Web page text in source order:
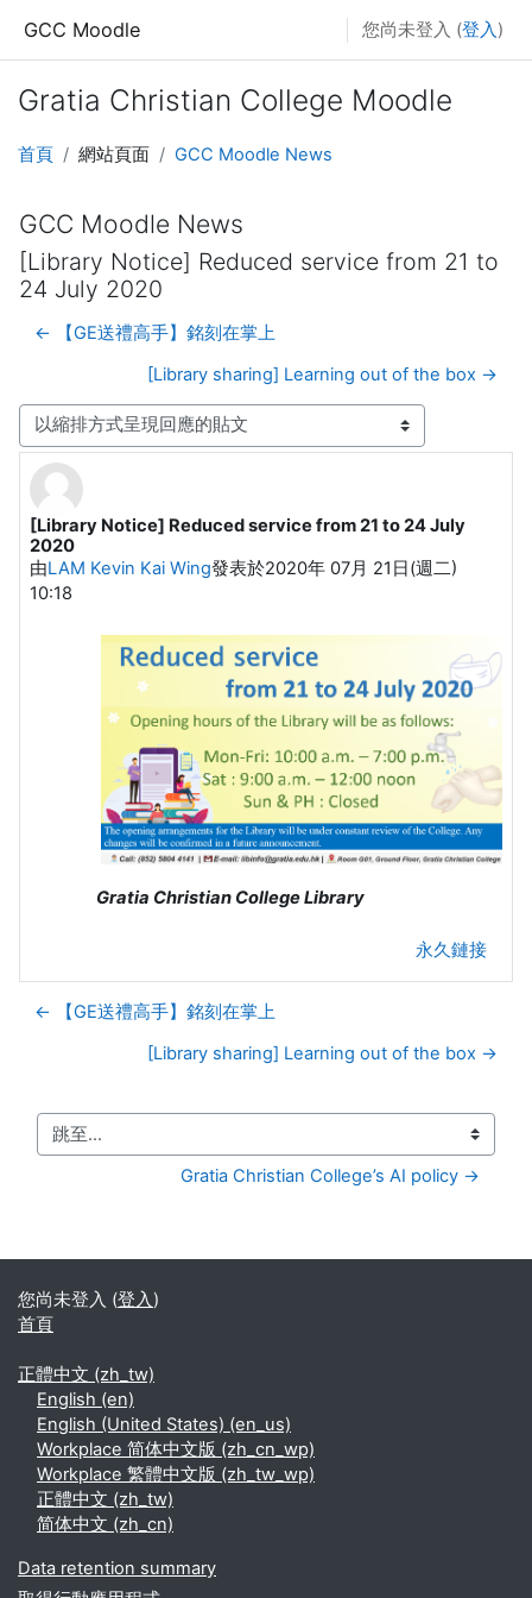
GCC Moodle 您尚未登入 (登入 )
Gratia Christian College Moodle
首頁 網站頁面 GCC Moodle News
GCC Moodle News
[Library Notice] Reduced service from 21 to
24 July 2020
← 【GE送禮高手】銘刻在掌上
[Library sharing] Learning out of the box →
顯示模式
[Library Notice] Reduced service from 21 to 24 July
2020
由LAM Kevin Kai Wing發表於2020年 07月 21日(週二)
10:18
Number of replies: 0
Gratia Christian College Library
永久鏈接
← 【GE送禮高手】銘刻在掌上
[Library sharing] Learning out of the box →
跳至...
Gratia Christian College’s AI policy →
您尚未登入 (登入)
首頁
正體中文 ‎(zh_tw)‎
English ‎(en)‎
English (United States) ‎(en_us)‎
Workplace 简体中文版 ‎(zh_cn_wp)‎
Workplace 繁體中文版 ‎(zh_tw_wp)‎
正體中文 ‎(zh_tw)‎
简体中文 ‎(zh_cn)‎
Data retention summary